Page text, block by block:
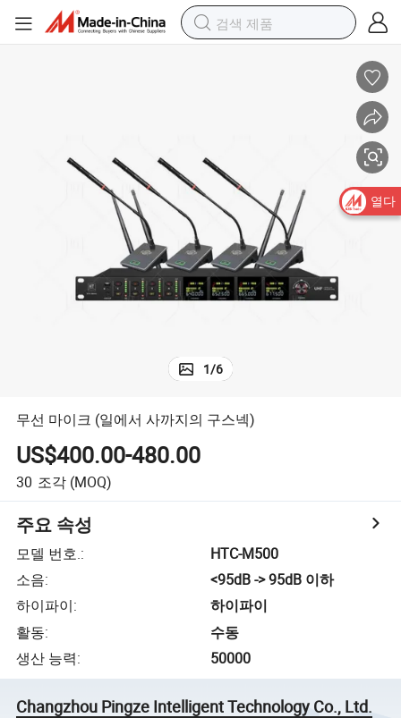
1/6
무선 마이크 (일에서 사까지의 구스넥)
US$400.00-480.00
30 조각 (MOQ)
주요 속성
모델 번호.:
HTC-M500
소음:
<95dB -> 95dB 이하
하이파이:
하이파이
활동:
수동
생산 능력: 50000
Changzhou Pingze Intelligent Technology Co., Ltd.
열다